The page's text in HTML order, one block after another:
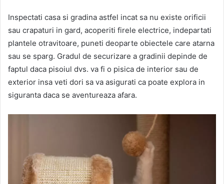
Inspectati casa si gradina astfel incat sa nu existe orificii
sau crapaturi in gard, acoperiti firele electrice, indepartati
plantele otravitoare, puneti deoparte obiectele care atarna
sau se sparg. Gradul de securizare a gradinii depinde de
faptul daca pisoiul dvs. va fi o pisica de interior sau de
exterior insa veti dori sa va asigurati ca poate explora in
siguranta daca se aventureaza afara.